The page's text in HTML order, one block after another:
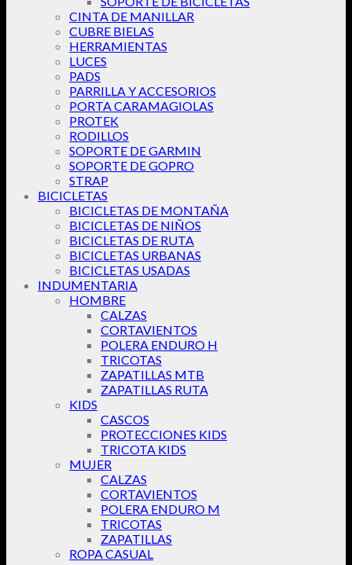
CINTA DE MANILLAR
CUBRE BIELAS
HERRAMIENTAS
LUCES
PADS
PARRILLA Y ACCESORIOS
PORTA CARAMAGIOLAS
PROTEK
RODILLOS
SOPORTE DE GARMIN
SOPORTE DE GOPRO
STRAP
BICICLETAS
BICICLETAS DE MONTAÑA
BICICLETAS DE NIÑOS
BICICLETAS DE RUTA
BICICLETAS URBANAS
BICICLETAS USADAS
INDUMENTARIA
HOMBRE
CALZAS
CORTAVIENTOS
POLERA ENDURO H
TRICOTAS
ZAPATILLAS MTB
ZAPATILLAS RUTA
KIDS
CASCOS
PROTECCIONES KIDS
TRICOTA KIDS
MUJER
CALZAS
CORTAVIENTOS
POLERA ENDURO M
TRICOTAS
ZAPATILLAS
ROPA CASUAL